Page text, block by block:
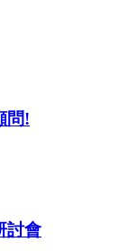
問!
討會